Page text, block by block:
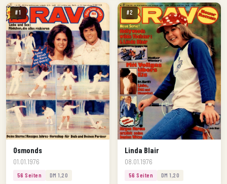
#1
Osmonds
01.01.1976
56 Seiten DM 1,20
#2
Linda Blair
08.01.1976
56 Seiten DM 1,20